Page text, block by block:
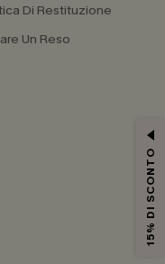
Di Restituzione
Un Reso
15% DI SCONTO